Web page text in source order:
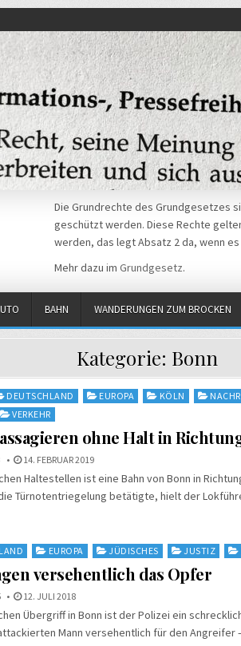
Die Grundrechte des Grundgesetzes
geschützt werden. Diese Rechte
werden, das legt Absatz 2 da, wenn
Mehr dazu im Grundgesetz.
BAHN WANDERUNGEN ZUM BROCKEN
Kategorie: Bonn
DEUTSCHLAND EUROPA KÖLN
VERKEHR
ohne Halt in
14. FEBRUAR 2019
Haltestellen ist eine Bahn von Bonn in
Türnotentriegelung betätigte, hielt der
EUROPA JÜDISCHES JUSTIZ
versehentlich das Opfer
12. JULI 2018
Übergriff in Bonn ist der Polizei ein
Mann versehentlich für den Angreifer